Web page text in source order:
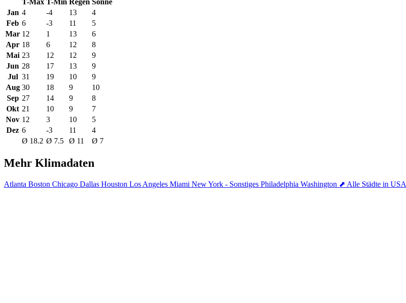
Jan 4 -4 13
4
Feb 6 -3 11
5
Mar 12 1 13
6
Apr 18 6 12
8
Mai 23 12 12
9
Jun 28 17 13
9
Jul 31 19 10
9
Aug 30 18 9
10
Sep 27 14 9
8
Okt 21 10 9
7
Nov 12 3 10
5
Dez 6 -3 11
4
Ø 18.2 Ø 7.5 Ø 11 Ø 7
Mehr Klimadaten
Atlanta Boston Chicago Dallas Houston Los Angeles Miami New York - Sonstiges Philadelphia Washington ⬈ Alle Städte in USA